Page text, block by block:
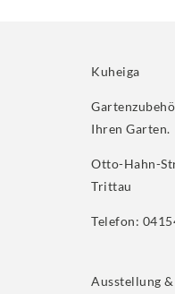
Kuheiga
Ihren Garten.
Otto-Hahn-
Trittau
Telefon:
Ausstellung